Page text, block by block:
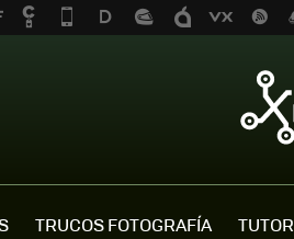
TRUCOS FOTOGRAFÍA